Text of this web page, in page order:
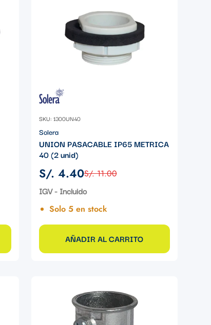
SKU: 1300UN40
Solera
UNION PASACABLE IP65 METRICA
40 (2 unid)
Precio
de
S/. 4.40
Precio
regular
S/. 11.00
IGV - Incluido
Solo 5 en stock
AÑADIR AL CARRITO